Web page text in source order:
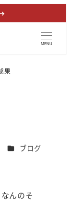
MENU
果
カテゴリー
ブログ
んのそ